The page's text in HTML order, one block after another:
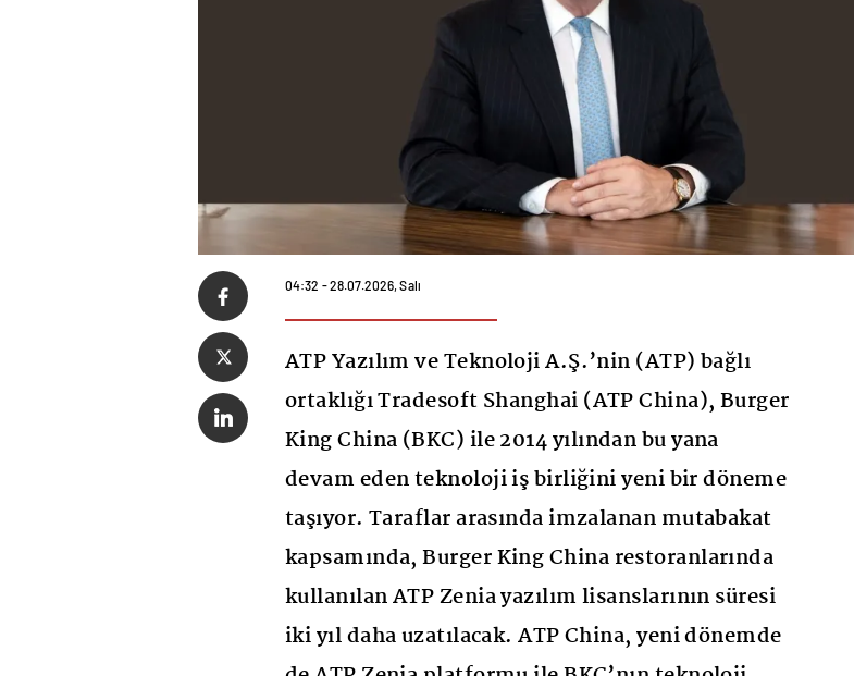
04:32 - 28.07.2026, Salı
ATP Yazılım ve Teknoloji A.Ş.’nin (ATP) bağlı
ortaklığı Tradesoft Shanghai (ATP China), Burger
King China (BKC) ile 2014 yılından bu yana
devam eden teknoloji iş birliğini yeni bir döneme
taşıyor. Taraflar arasında imzalanan mutabakat
kapsamında, Burger King China restoranlarında
kullanılan ATP Zenia yazılım lisanslarının süresi
iki yıl daha uzatılacak. ATP China, yeni dönemde